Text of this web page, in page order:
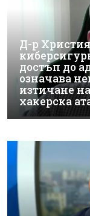
Д-р
достъп до
означава
изтичане
хакерска